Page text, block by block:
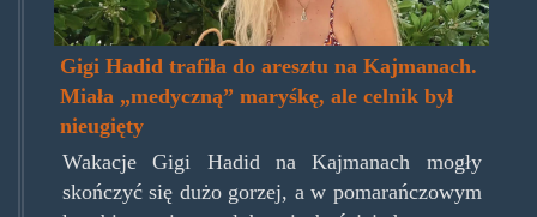
Gigi Hadid trafiła do aresztu na Kajmanach.
Miała „medyczną” maryśkę, ale celnik był
nieugięty
Wakacje Gigi Hadid na Kajmanach mogły
skończyć się dużo gorzej, a w pomarańczowym